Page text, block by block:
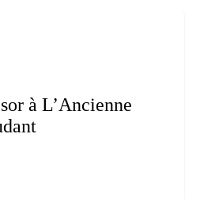
à L’Ancienne